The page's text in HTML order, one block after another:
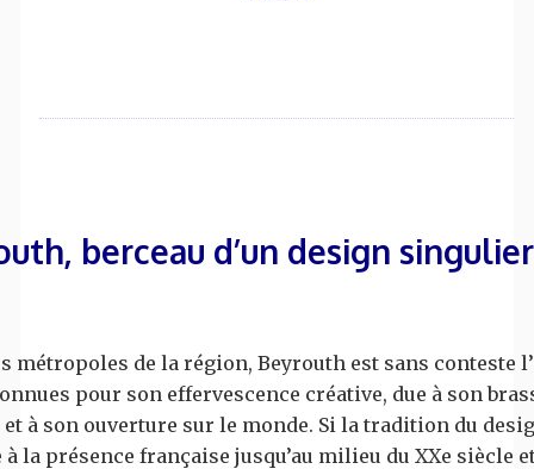
berceau d’un design singulier
métropoles de la région, Beyrouth est sans conteste
pour son effervescence créative, due à son
à son ouverture sur le monde. Si la tradition du
la présence française jusqu’au milieu du XXe siècle